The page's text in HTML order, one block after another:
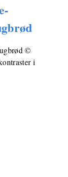
©
i